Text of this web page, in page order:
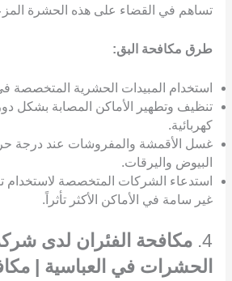
تساهم في القضاء على هذه الحشرة
طرق مكافحة البق:
استخدام المبيدات الحشرية المتخصصة
تنظيف وتطهير الأماكن المصابة بشكل
كهربائية.
غسل الأقمشة والمفروشات عند درجة
البيوض واليرقات.
استدعاء الشركات المتخصصة لاستخدام
غير سامة في الأماكن الأكثر تأثراً.
4. مكافحة الفئران لدى
الحشرات في العباسية |